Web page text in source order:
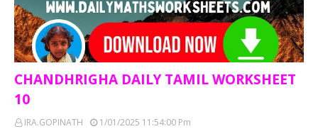
CHANDHRIGHA DAILY TAMIL WORKSHEET
10
IRA.GOPINATH
1/01/2025 11:54:00 Pm